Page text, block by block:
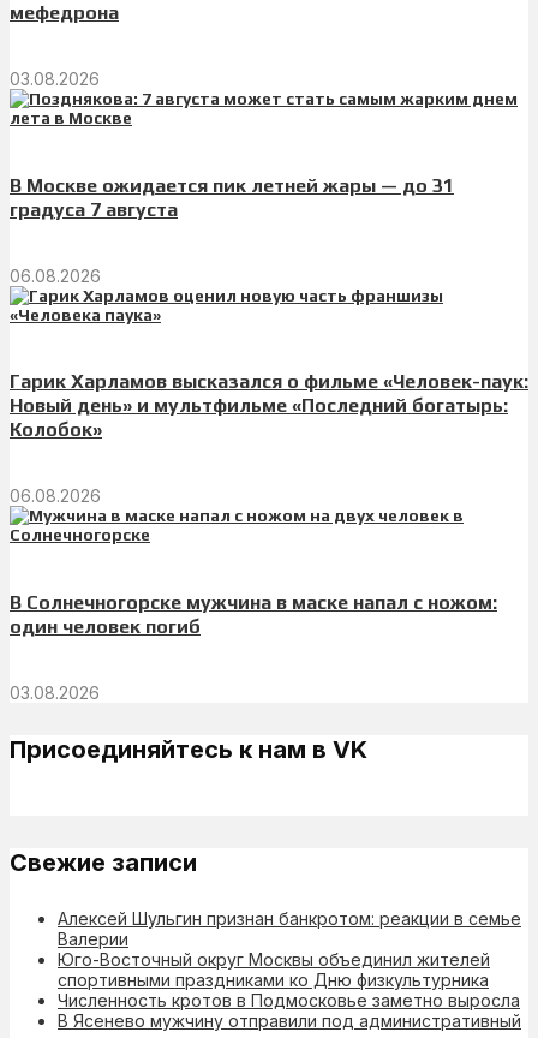
мефедрона
03.08.2026
В Москве ожидается пик летней жары — до 31
градуса 7 августа
06.08.2026
Гарик Харламов высказался о фильме «Человек-паук:
Новый день» и мультфильме «Последний богатырь:
Колобок»
06.08.2026
В Солнечногорске мужчина в маске напал с ножом:
один человек погиб
03.08.2026
Присоединяйтесь к нам в VK
Свежие записи
Алексей Шульгин признан банкротом: реакции в семье
Валерии
Юго-Восточный округ Москвы объединил жителей
спортивными праздниками ко Дню физкультурника
Численность кротов в Подмосковье заметно выросла
В Ясенево мужчину отправили под административный